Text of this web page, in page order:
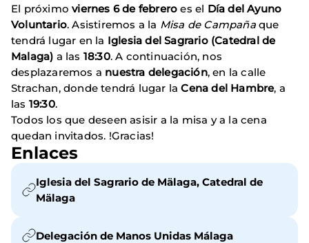
El próximo viernes 6 de febrero es el Día del Ayuno
Voluntario. Asistiremos a la Misa de Campañaque
tendrá lugar en la Iglesia del Sagrario (Catedral de
Malaga) a las 18:30. A continuación, nos
desplazaremos a nuestra delegación, en la calle
Strachan, donde tendrá lugar laCena del Hambre, a
las 19:30.
Todos los que deseen asisir a la misa y a la cena
quedan invitados. !Gracias!
Enlaces
Iglesia del Sagrario de Mälaga, Catedral de
Mälaga
Delegación de Manos Unidas Málaga